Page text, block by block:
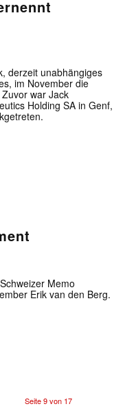
derzeit unabhängiges
im November die
war Jack
Holding SA in Genf,
Memo
Erik van den Berg.
Seite 9 von 17